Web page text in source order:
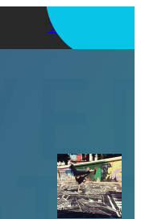
アプリを使う